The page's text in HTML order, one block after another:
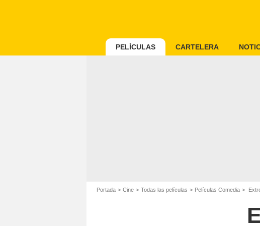
PELÍCULAS CARTELERA
Portada Cine Todas las películas Películas Comedia